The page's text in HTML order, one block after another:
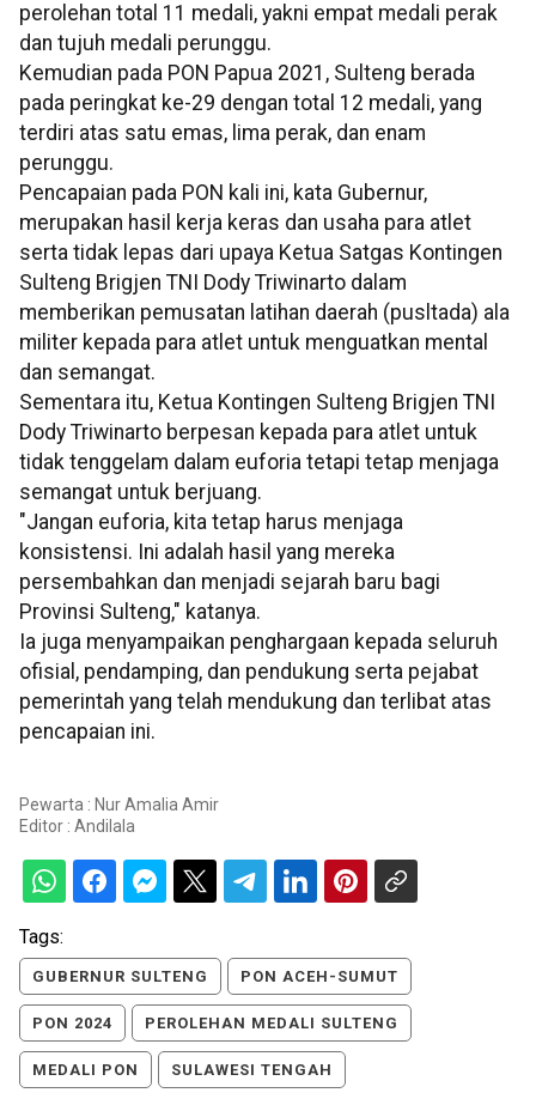
perolehan total 11 medali, yakni empat medali perak
dan tujuh medali perunggu.
Kemudian pada PON Papua 2021, Sulteng berada
pada peringkat ke-29 dengan total 12 medali, yang
terdiri atas satu emas, lima perak, dan enam
perunggu.
Pencapaian pada PON kali ini, kata Gubernur,
merupakan hasil kerja keras dan usaha para atlet
serta tidak lepas dari upaya Ketua Satgas Kontingen
Sulteng Brigjen TNI Dody Triwinarto dalam
memberikan pemusatan latihan daerah (pusltada) ala
militer kepada para atlet untuk menguatkan mental
dan semangat.
Sementara itu, Ketua Kontingen Sulteng Brigjen TNI
Dody Triwinarto berpesan kepada para atlet untuk
tidak tenggelam dalam euforia tetapi tetap menjaga
semangat untuk berjuang.
"Jangan euforia, kita tetap harus menjaga
konsistensi. Ini adalah hasil yang mereka
persembahkan dan menjadi sejarah baru bagi
Provinsi Sulteng," katanya.
Ia juga menyampaikan penghargaan kepada seluruh
ofisial, pendamping, dan pendukung serta pejabat
pemerintah yang telah mendukung dan terlibat atas
pencapaian ini.
Pewarta : Nur Amalia Amir
Editor : Andilala
Tags:
GUBERNUR SULTENG PON ACEH-SUMUT
PON 2024 PEROLEHAN MEDALI SULTENG
MEDALI PON SULAWESI TENGAH